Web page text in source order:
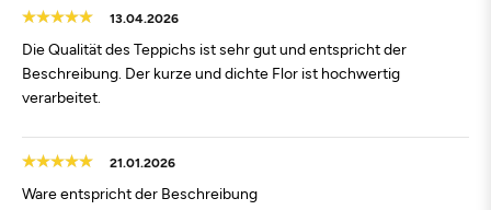
13.04.2026
Die Qualität des Teppichs ist sehr gut und entspricht der
Beschreibung. Der kurze und dichte Flor ist hochwertig
verarbeitet.
21.01.2026
Ware entspricht der Beschreibung